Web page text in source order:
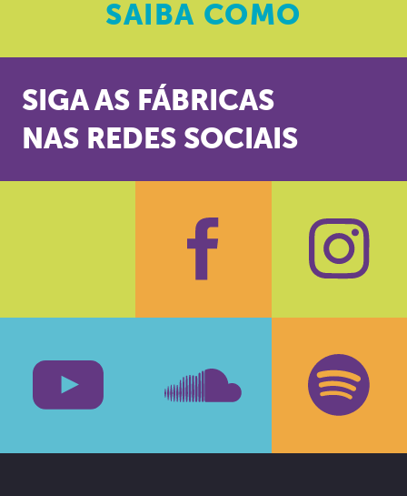
SAIBA COMO
SIGA AS FÁBRICAS
NAS REDES SOCIAIS
Facebook